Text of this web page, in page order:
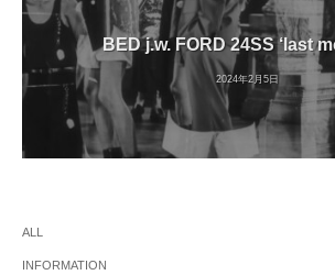
BED j.w. FORD 24SS ‘last
2024年2月5日
ALL
INFORMATION